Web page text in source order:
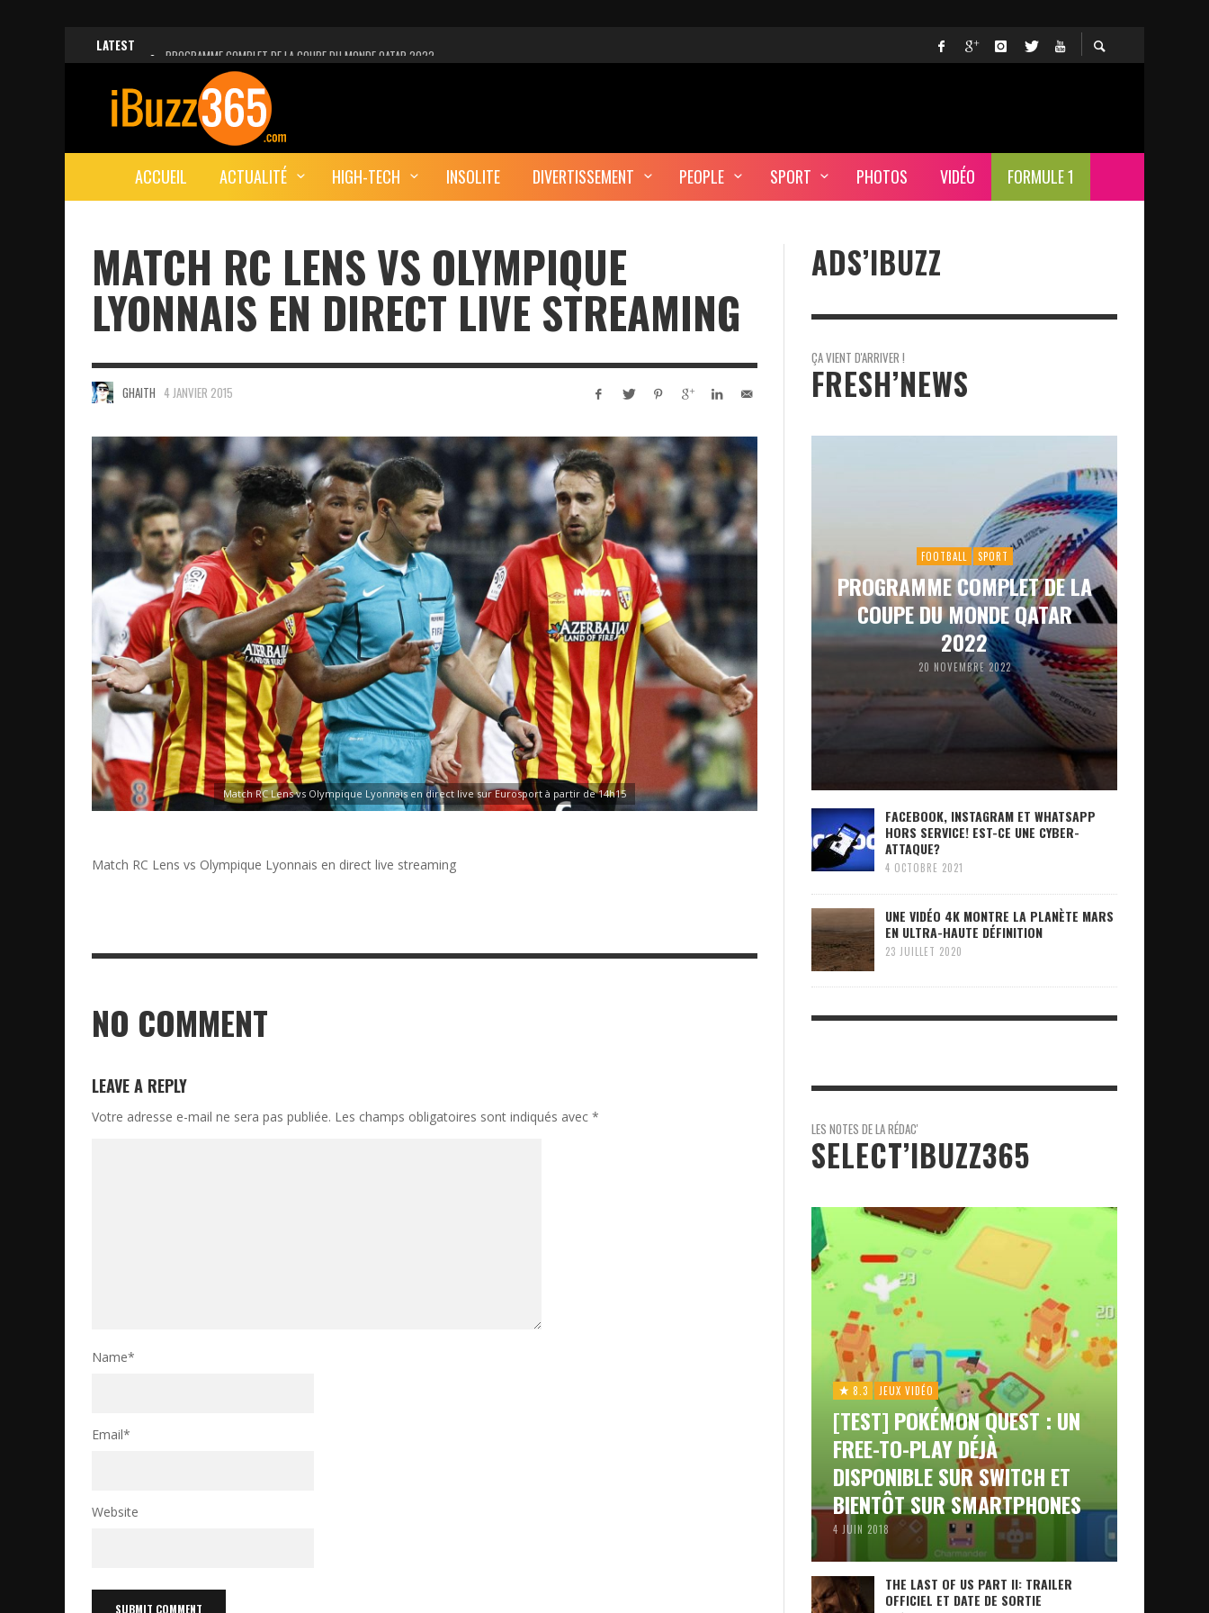
LATEST
PROGRAMME COMPLET DE LA COUPE DU MONDE QATAR 2022
FACEBOOK, INSTAGRAM ET WHATSAPP HORS SERVICE! EST-CE UNE CYBER-ATTAQUE?
UNE VIDÉO 4K MONTRE LA PLANÈTE MARS EN ULTRA-HAUTE DÉFINITION
LANCEMENT DU PREMIER VOL HABITÉ DE SPACEX
DÉCÈS DE L’EX-PRÉSIDENT ZINE EL ABIDINE BEN ALI, SERA-T-IL ENTERRÉ EN TUNISIE?
ACCUEIL ACTUALITÉ HIGH-TECH INSOLITE DIVERTISSEMENT PEOPLE SPORT PHOTOS VIDÉO FORMULE 1
MATCH RC LENS VS OLYMPIQUE
LYONNAIS EN DIRECT LIVE STREAMING
GHAITH 4 JANVIER 2015
Match RC Lens vs Olympique Lyonnais en direct live sur Eurosport à partir de 14h15
Match RC Lens vs Olympique Lyonnais en direct live streaming
NO COMMENT
LEAVE A REPLY
Votre adresse e-mail ne sera pas publiée. Les champs obligatoires sont indiqués avec *
Name*
Email*
Website
ADS’IBUZZ
ÇA VIENT D'ARRIVER !
FRESH’NEWS
FOOTBALL SPORT
PROGRAMME COMPLET DE LA
COUPE DU MONDE QATAR
2022
20 NOVEMBRE 2022
FACEBOOK, INSTAGRAM ET WHATSAPP
HORS SERVICE! EST-CE UNE CYBER-
ATTAQUE?
4 OCTOBRE 2021
UNE VIDÉO 4K MONTRE LA PLANÈTE MARS
EN ULTRA-HAUTE DÉFINITION
23 JUILLET 2020
LES NOTES DE LA RÉDAC'
SELECT’IBUZZ365
8.3 JEUX VIDÉO
[TEST] POKÉMON QUEST : UN
FREE-TO-PLAY DÉJÀ
DISPONIBLE SUR SWITCH ET
BIENTÔT SUR SMARTPHONES
4 JUIN 2018
THE LAST OF US PART II: TRAILER
OFFICIEL ET DATE DE SORTIE